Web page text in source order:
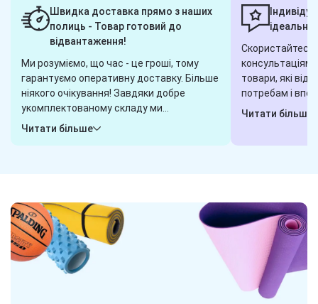
Швидка доставка прямо з наших
полиць - Товар готовий до
відвантаження!
Ми розуміємо, що час - це гроші, тому
гарантуємо оперативну доставку. Більше
ніякого очікування! Завдяки добре
укомплектованому складу ми
гарантуємо, що обрані вами товари
Читати більше
Скористайтеся
товари, які
потребам і
завжди готові
Читати більше